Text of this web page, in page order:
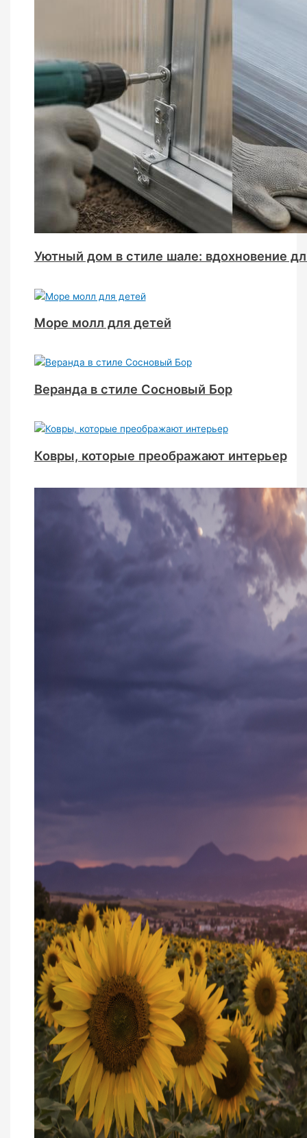
Уютный дом в стиле шале: вдохновение
Море молл для детей
Веранда в стиле Сосновый Бор
Ковры, которые преображают интерьер